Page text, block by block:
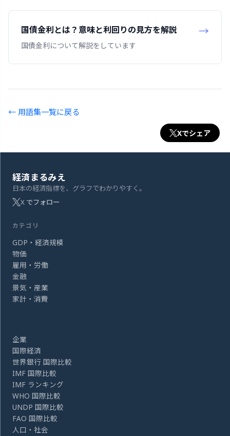
国債金利とは？意味と利回りの見方を解説
国債金利について解説をしています
← 用語集一覧に戻る
Xでシェア
経済まるみえ
日本の経済指標を、グラフでわかりやすく。
X でフォロー
カテゴリ
GDP・経済規模
物価
雇用・労働
金融
景気・産業
家計・消費
企業
国際経済
世界銀行 国際比較
IMF 国際比較
IMF ランキング
WHO 国際比較
UNDP 国際比較
FAO 国際比較
人口・社会